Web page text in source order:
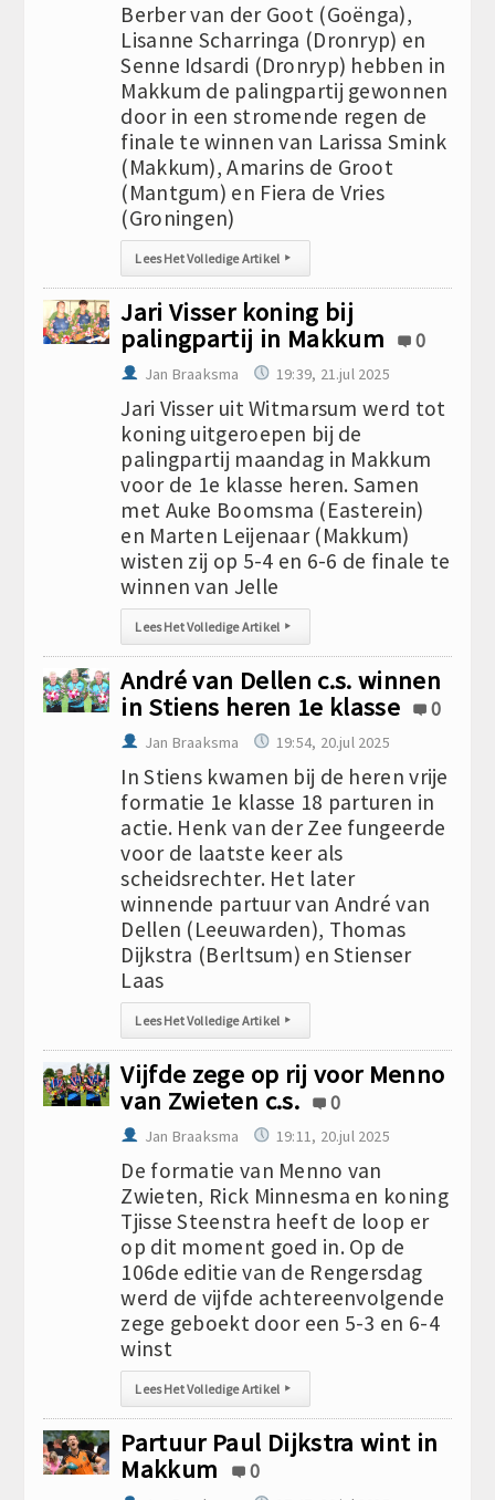
Berber van der Goot (Goënga),
Lisanne Scharringa (Dronryp) en
Senne Idsardi (Dronryp) hebben in
Makkum de palingpartij gewonnen
door in een stromende regen de
finale te winnen van Larissa Smink
(Makkum), Amarins de Groot
(Mantgum) en Fiera de Vries
(Groningen)
Lees Het Volledige Artikel ▸
Jari Visser koning bij
palingpartij in Makkum
0
Jan Braaksma 19:39, 21.jul 2025
Jari Visser uit Witmarsum werd tot
koning uitgeroepen bij de
palingpartij maandag in Makkum
voor de 1e klasse heren. Samen
met Auke Boomsma (Easterein)
en Marten Leijenaar (Makkum)
wisten zij op 5-4 en 6-6 de finale te
winnen van Jelle
Lees Het Volledige Artikel ▸
André van Dellen c.s. winnen
in Stiens heren 1e klasse
0
Jan Braaksma 19:54, 20.jul 2025
In Stiens kwamen bij de heren vrije
formatie 1e klasse 18 parturen in
actie. Henk van der Zee fungeerde
voor de laatste keer als
scheidsrechter. Het later
winnende partuur van André van
Dellen (Leeuwarden), Thomas
Dijkstra (Berltsum) en Stienser
Laas
Lees Het Volledige Artikel ▸
Vijfde zege op rij voor Menno
van Zwieten c.s.
0
Jan Braaksma 19:11, 20.jul 2025
De formatie van Menno van
Zwieten, Rick Minnesma en koning
Tjisse Steenstra heeft de loop er
op dit moment goed in. Op de
106de editie van de Rengersdag
werd de vijfde achtereenvolgende
zege geboekt door een 5-3 en 6-4
winst
Lees Het Volledige Artikel ▸
Partuur Paul Dijkstra wint in
Makkum
0